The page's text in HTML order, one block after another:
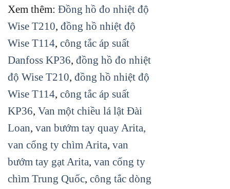
Xem thêm: Đồng hồ đo nhiệt độ
Wise T210, đồng hồ nhiệt độ
Wise T114, công tắc áp suất
Danfoss KP36, đồng hồ đo nhiệt
độ Wise T210, đồng hồ nhiệt độ
Wise T114, công tắc áp suất
KP36, Van một chiều lá lật Đài
Loan, van bướm tay quay Arita,
van cổng ty chìm Arita, van
bướm tay gạt Arita, van cổng ty
chìm Trung Quốc, công tắc dòng